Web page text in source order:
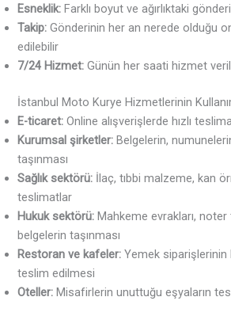
Esneklik: Farklı boyut ve ağırlıktaki
Takip: Gönderinin her an nerede olduğu
edilebilir
7/24 Hizmet: Günün her saati hizmet
İstanbul Moto Kurye Hizmetlerinin
E-ticaret: Online alışverişlerde hızlı
Kurumsal şirketler: Belgelerin,
taşınması
Sağlık sektörü: İlaç, tıbbi malzeme, kan
teslimatlar
Hukuk sektörü: Mahkeme evrakları,
belgelerin taşınması
Restoran ve kafeler: Yemek siparişlerinin
teslim edilmesi
Oteller: Misafirlerin unuttuğu eşyaların